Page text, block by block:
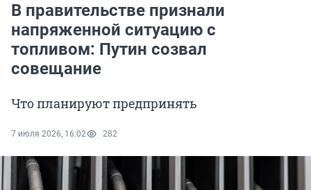
В правительстве признали
напряженной ситуацию с
топливом: Путин созвал
совещание
Что планируют предпринять
7 июля 2026, 16:02 282